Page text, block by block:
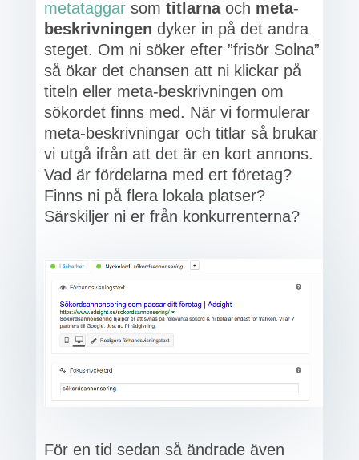
metataggarsom titlarnaoch meta-
beskrivningen dyker in på det andra
steget. Om ni söker efter ”frisör Solna”
så ökar det chansen att ni klickar på
titeln eller meta-beskrivningen om
sökordet finns med. När vi formulerar
meta-beskrivningar och titlar så brukar
vi utgå ifrån att det är en kort annons.
Vad är fördelarna med ert företag?
Finns ni på flera lokala platser?
Särskiljer ni er från konkurrenterna?
För en tid sedan så ändrade även